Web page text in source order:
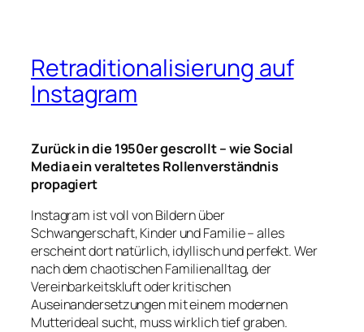
Retraditionalisierung auf
Instagram
Zurück in die 1950er gescrollt – wie Social
Media ein veraltetes Rollenverständnis
propagiert
Instagram ist voll von Bildern über
Schwangerschaft, Kinder und Familie– alles
erscheint dort natürlich, idyllisch und perfekt. Wer
nach dem chaotischen Familienalltag, der
Vereinbarkeitskluft oder kritischen
Auseinandersetzungen mit einem modernen
Mutterideal sucht, muss wirklich tief graben.